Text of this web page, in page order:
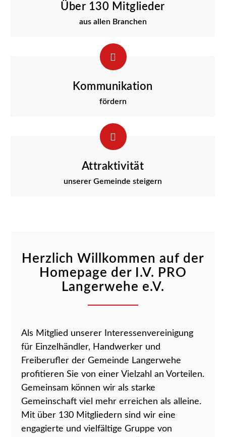
Über 130 Mitglieder
aus allen Branchen
Kommunikation
fördern
Attraktivität
unserer Gemeinde steigern
Herzlich Willkommen auf der
Homepage der I.V. PRO
Langerwehe e.V.
Als Mitglied unserer Interessenvereinigung
für Einzelhändler, Handwerker und
Freiberufler der Gemeinde Langerwehe
profitieren Sie von einer Vielzahl an Vorteilen.
Gemeinsam können wir als starke
Gemeinschaft viel mehr erreichen als alleine.
Mit über 130 Mitgliedern sind wir eine
engagierte und vielfältige Gruppe von